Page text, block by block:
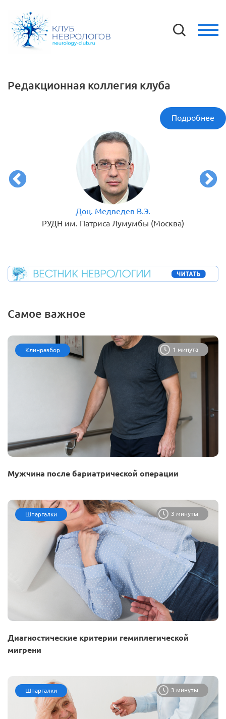
Редакционная коллегия клуба
Подробнее
Доц. Медведев В.Э.
РУДН им. Патриса Лумумбы (Москва)
Самое важное
Клинразбор 1 минута
Мужчина после бариатрической операции
Шпаргалки 3 минуты
Диагностические критерии гемиплегической
мигрени
Шпаргалки 3 минуты